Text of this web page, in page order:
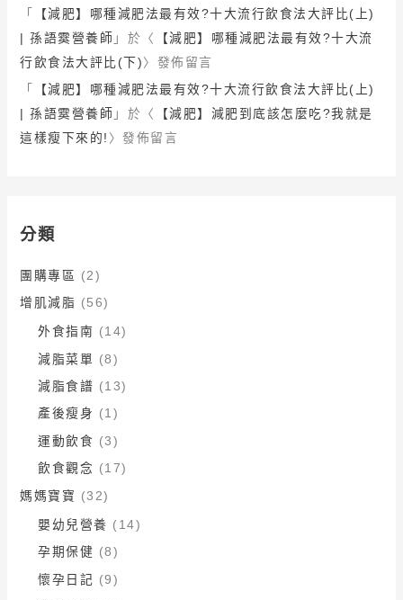
「
【減肥】哪種減肥法最有效?十大流行飲食法大評比(上)
| 孫語霙營養師 」於〈
【減肥】哪種減肥法最有效?十大流
行飲食法大評比(下)〉發佈留言
「
【減肥】哪種減肥法最有效?十大流行飲食法大評比(上)
| 孫語霙營養師 」於〈
【減肥】減肥到底該怎麼吃?我就是
這樣瘦下來的! 〉發佈留言
分類
團購專區 (2)
增肌減脂 (56)
外食指南 (14)
減脂菜單 (8)
減脂食譜 (13)
產後瘦身 (1)
運動飲食 (3)
飲食觀念 (17)
媽媽寶寶 (32)
嬰幼兒營養 (14)
孕期保健 (8)
懷孕日記 (9)